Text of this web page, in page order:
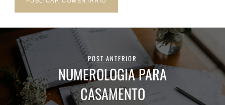
POST ANTERIOR
NUMEROLOGIA PARA
CASAMENTO